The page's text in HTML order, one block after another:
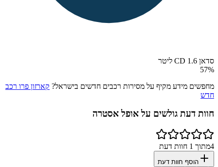
סדאן CD 1.6 ליטר
57%
מחפשים מידע מקיף על מסירות רכבים חדשים בישראל? קארזון פרו רכב
חדש
חוות דעת גולשים על אופל אסטרה
4מתוך 1 חוות דעת
הוסף חוות דעת